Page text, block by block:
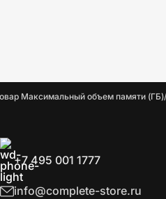
Максимальный объем памяти (ГБ)
+7 495 001 1777
info@complete-store.ru